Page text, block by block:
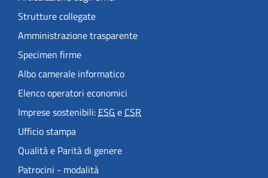
Strutture collegate
Amministrazione trasparente
Specimen firme
Albo camerale informatico
Elenco operatori economici
Imprese sostenibili:ESGeCSR
Ufficio stampa
Qualità e Parità di genere
Patrocini - modalità